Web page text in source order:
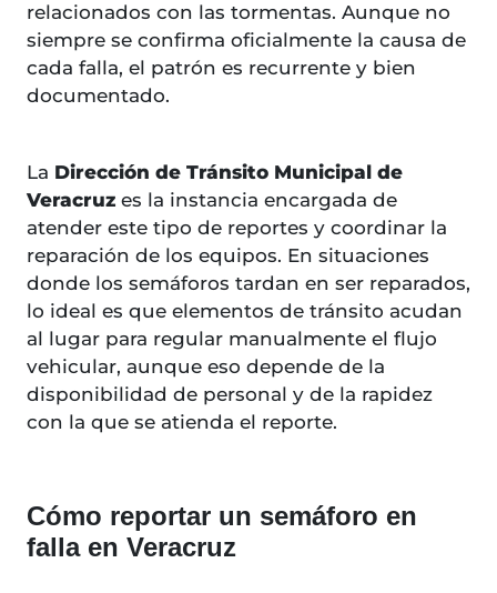
relacionados con las tormentas. Aunque no
siempre se confirma oficialmente la causa de
cada falla, el patrón es recurrente y bien
documentado.
La Dirección de Tránsito Municipal de
Veracruz es la instancia encargada de
atender este tipo de reportes y coordinar la
reparación de los equipos. En situaciones
donde los semáforos tardan en ser reparados,
lo ideal es que elementos de tránsito acudan
al lugar para regular manualmente el flujo
vehicular, aunque eso depende de la
disponibilidad de personal y de la rapidez
con la que se atienda el reporte.
Cómo reportar un semáforo en
falla en Veracruz